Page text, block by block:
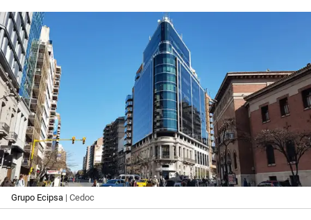
Grupo Ecipsa | Cedoc